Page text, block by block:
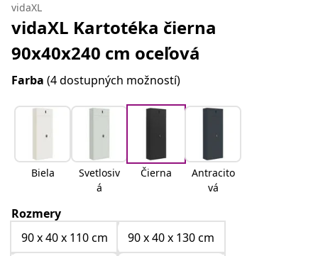
vidaXL
vidaXL Kartotéka čierna
90x40x240 cm oceľová
Farba (4 dostupných možností)
Biela
Svetlosiv
á
Čierna
Antracito
vá
Rozmery
90 x 40 x 110 cm
90 x 40 x 130 cm